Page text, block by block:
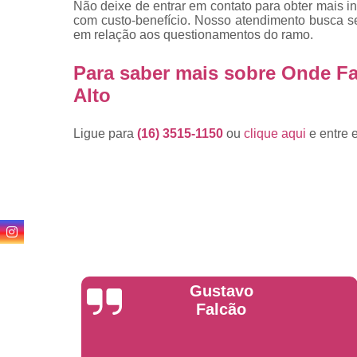
Não deixe de entrar em contato para obter mais
com custo-benefício. Nosso atendimento busca
em relação aos questionamentos do ramo.
Para saber mais sobre Onde
Alto
Ligue para (16) 3515-1150 ou clique aqui e entre
Anderson
Garcia